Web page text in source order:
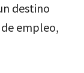
destino
empleo,